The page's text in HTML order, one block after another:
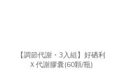
【調節代謝・3入組】好硒利
Ｘ代謝膠囊(60顆/瓶)